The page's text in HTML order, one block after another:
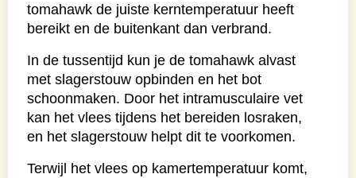
tomahawk de juiste kerntemperatuur heeft
bereikt en de buitenkant dan verbrand.
In de tussentijd kun je de tomahawk alvast
met slagerstouw opbinden en het bot
schoonmaken. Door het intramusculaire vet
kan het vlees tijdens het bereiden losraken,
en het slagerstouw helpt dit te voorkomen.
Terwijl het vlees op kamertemperatuur komt,